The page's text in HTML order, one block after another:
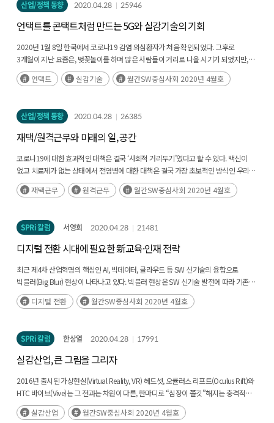
산업/정책 동향 2020.04.28 25946
언택트를 콘택트처럼 만드는 5G와 실감기술의 기회
2020년 1월 8일 한국에서 코로나19 감염 의심환자가 처음 확인되었다. 그후로
3개월이 지난 요즘은, 벚꽃놀이를 하며 많은 사람들이 거리로 나올 시기가 되었지만,
확진자 수가 1만 명을 넘고, 정부는 여의도의 벚꽃놀이를 통제 하고 있다. 거리의
가게에는 손님들을 찾아볼 수 없으며 엘리베이터를(후략)
언택트 실감기술 월간SW중심사회 2020년 4월호
산업/정책 동향 2020.04.28 26385
재택/원격근무와 미래의 일, 공간
코로나19에 대한 효과적인 대책은 결국 ‘사회적 거리두기’였다고 할 수 있다. 백신이
없고 치료제가 없는 상태에서 전염병에 대한 대책은 결국 가장 초보적인 방식인 우리
행동을 바꾸는 것이었다. 사회적 거리두기는 여러 형태로 일어났다. 개학 연기, 예배 등
종교행사 중단, 대중 이용시설 폐쇄, 온라인 쇼핑, 재택근무 등(후략)
재택근무 원격근무 월간SW중심사회 2020년 4월호
SPRi 칼럼 서영희 2020.04.28 21481
디지털 전환 시대에 필요한 新교육·인재 전략
최근 제4차 산업혁명의 핵심인 AI, 빅데이터, 클라우드 등 SW 신기술의 융합으로
빅블러(Big Blur) 현상이 나타나고 있다. 빅블러 현상은 SW 신기술 발전에 따라 기존
산업 간, 온·오프라인 간 경계가 모호해지는 현상을 의미한다. 아마존은 이러한 빅블러
현상을 대표한다. 1994년 온라인서점으로(후략)
디지털 전환 월간SW중심사회 2020년 4월호
SPRi 칼럼 한상열 2020.04.28 17991
실감산업, 큰 그림을 그리자
2016년 출시된 가상현실(Virtual Reality, VR) 헤드셋, 오큘러스 리프트(Oculus Rift)와
HTC 바이브(Vive)는 그 전과는 차원이 다른, 한마디로 “심장이 쫄깃”해지는 충격적인
경험을 선사하였고 가상현실 시장은 뜨겁게 달아올랐다. 이어서 출시된 증강현실
(Augmented Reality, AR) 기반의 포켓몬(후략)
실감산업 월간SW중심사회 2020년 4월호